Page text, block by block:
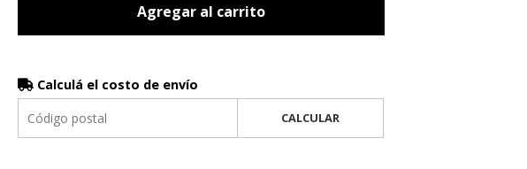
Agregar al carrito
Calculá el costo de envío
CALCULAR